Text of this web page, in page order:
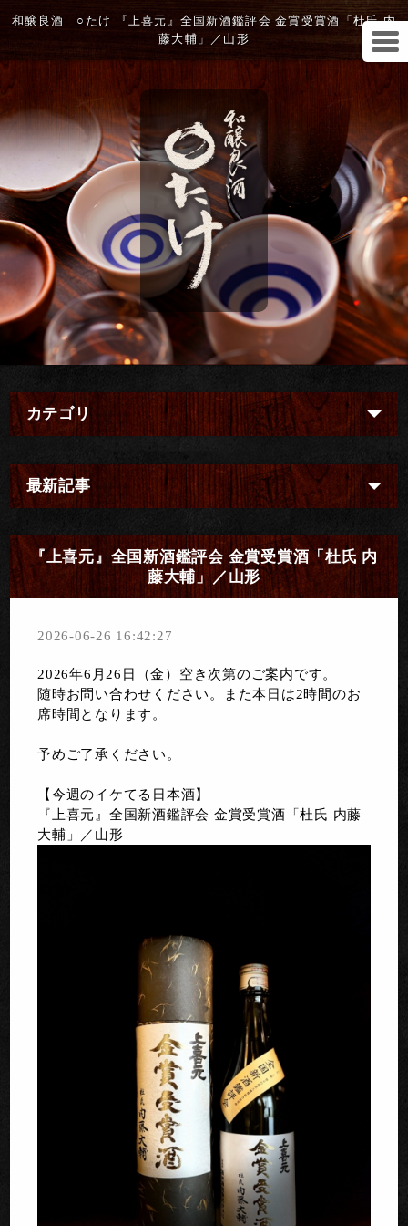
和醸良酒 ○たけ 『上喜元』全国新酒鑑評会 金賞受賞酒「杜氏 内
藤大輔」／山形
カテゴリ
最新記事
『上喜元』全国新酒鑑評会 金賞受賞酒「杜氏 内
藤大輔」／山形
2026-06-26 16:42:27
2026年6月26日（金）空き次第のご案内です。
随時お問い合わせください。また本日は2時間のお
席時間となります。
予めご了承ください。
【今週のイケてる日本酒】
『上喜元』全国新酒鑑評会 金賞受賞酒「杜氏 内藤
大輔」／山形